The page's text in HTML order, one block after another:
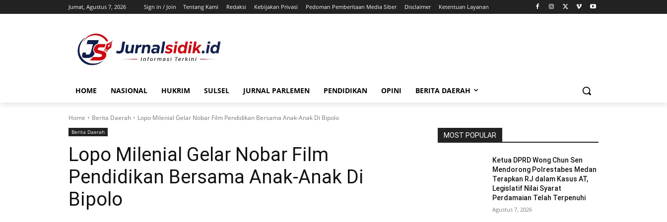
Jumat, Agustus 7, 2026 Sign in / Join Tentang Kami Redaksi Kebijakan Privasi Pedoman Pemberitaan Media Siber Disclaimer Ketentuan Layanan
HOME NASIONAL HUKRIM SULSEL JURNAL PARLEMEN PENDIDIKAN OPINI BERITA DAERAH
Home Berita Daerah Lopo Milenial Gelar Nobar Film Pendidikan Bersama Anak-Anak Di Bipolo
Berita Daerah
Lopo Milenial Gelar Nobar Film
Pendidikan Bersama Anak-Anak Di
Bipolo
MOST POPULAR
Ketua DPRD Wong Chun Sen
Mendorong Polrestabes Medan
Terapkan RJ dalam Kasus AT,
Legislatif Nilai Syarat
Perdamaian Telah Terpenuhi
Agustus 7, 2026